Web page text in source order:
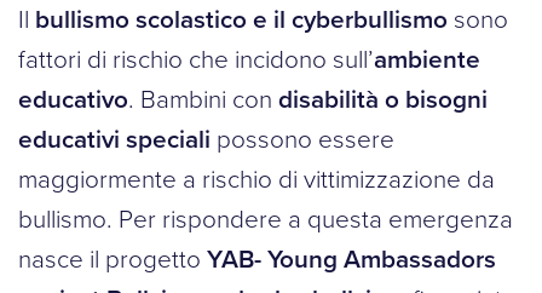
Il bullismo scolastico e il cyberbullismo sono
fattori di rischio che incidono sull’ambiente
educativo. Bambini con disabilità o bisogni
educativi speciali possono essere
maggiormente a rischio di vittimizzazione da
bullismo. Per rispondere a questa emergenza
nasce il progetto YAB- Young Ambassadors